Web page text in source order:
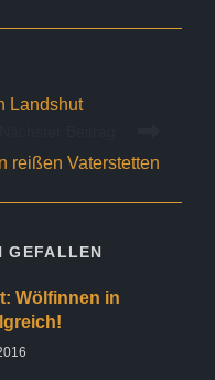
Landshut
reißen Vaterstetten
GEFALLEN
Wölfinnen in